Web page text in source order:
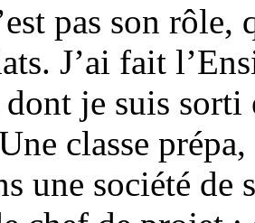
pas son
J’ai fait
je suis sorti
classe
une société de